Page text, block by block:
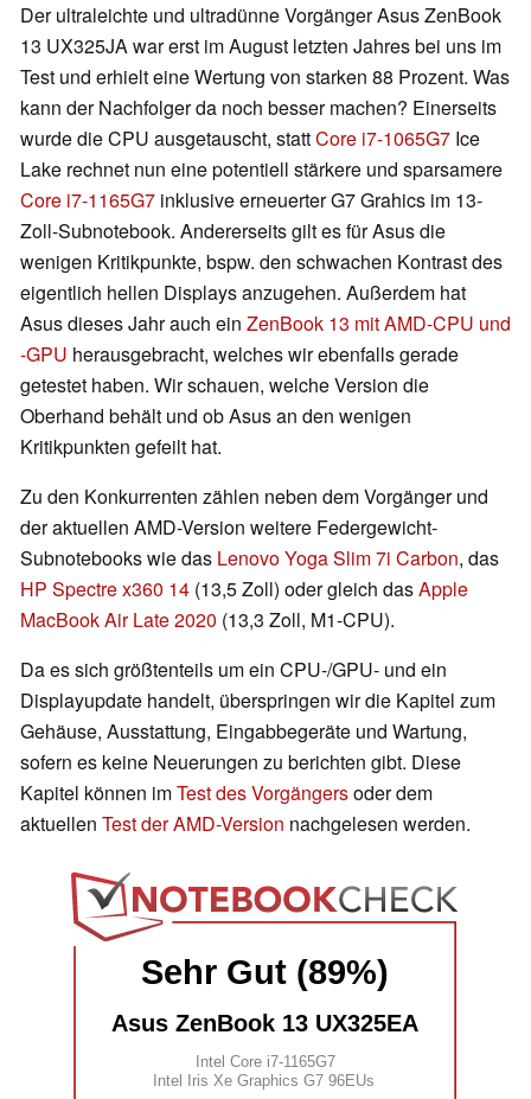
Der ultraleichte und ultradünne Vorgänger Asus ZenBook
13 UX325JA war erst im August letzten Jahres bei uns im
Test und erhielt eine Wertung von starken 88 Prozent. Was
kann der Nachfolger da noch besser machen? Einerseits
wurde die CPU ausgetauscht, stattCore i7-1065G7 Ice
Lake rechnet nun eine potentiell stärkere und sparsamere
Core i7-1165G7 inklusive erneuerter G7 Grahics im 13-
Zoll-Subnotebook. Andererseits gilt es für Asus die
wenigen Kritikpunkte, bspw. den schwachen Kontrast des
eigentlich hellen Displays anzugehen. Außerdem hat
Asus dieses Jahr auch ein ZenBook 13 mit AMD-CPU und
-GPU herausgebracht, welches wir ebenfalls gerade
getestet haben. Wir schauen, welche Version die
Oberhand behält und ob Asus an den wenigen
Kritikpunkten gefeilt hat.
Zu den Konkurrenten zählen neben dem Vorgänger und
der aktuellen AMD-Version weitere Federgewicht-
Subnotebooks wie das Lenovo Yoga Slim 7i Carbon, das
HP Spectre x360 14 (13,5 Zoll) oder gleich dasApple
MacBook Air Late 2020 (13,3 Zoll, M1-CPU).
Da es sich größtenteils um ein CPU-/GPU- und ein
Displayupdate handelt, überspringen wir die Kapitel zum
Gehäuse, Ausstattung, Eingabbegeräte und Wartung,
sofern es keine Neuerungen zu berichten gibt. Diese
Kapitel können imTest des Vorgängersoder dem
aktuellen Test der AMD-Version nachgelesen werden.
Sehr Gut (89%)
Asus ZenBook 13 UX325EA
Intel Core i7-1165G7
Intel Iris Xe Graphics G7 96EUs